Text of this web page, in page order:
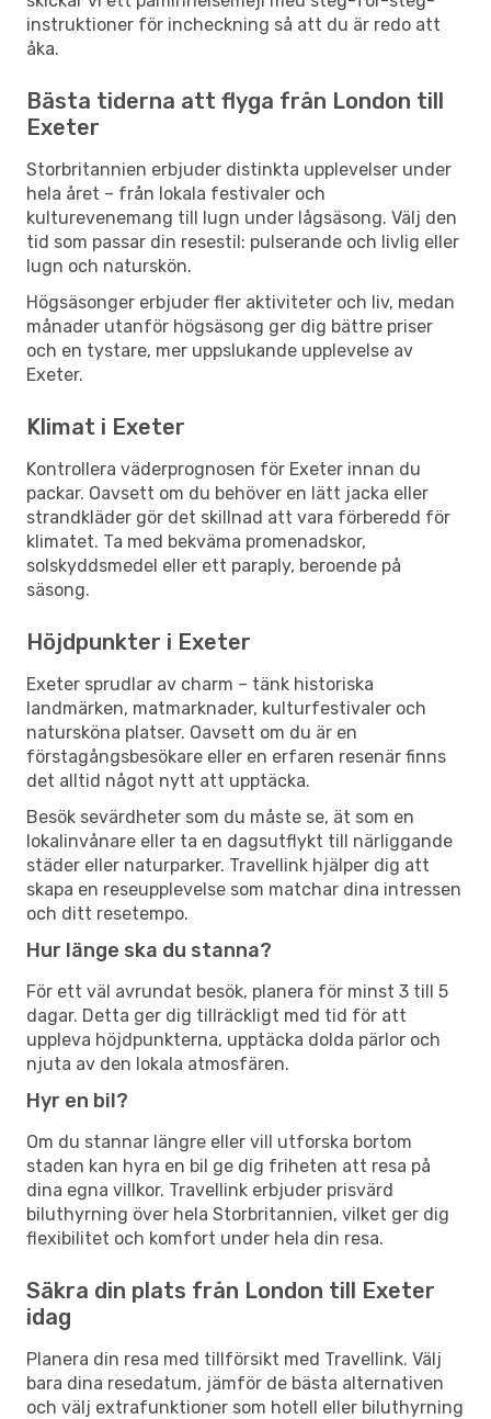
instruktioner för incheckning så att du är redo att
åka.
Bästa tiderna att flyga från London till
Exeter
Storbritannien erbjuder distinkta upplevelser under
hela året – från lokala festivaler och
kulturevenemang till lugn under lågsäsong. Välj den
tid som passar din resestil: pulserande och livlig eller
lugn och naturskön.
Högsäsonger erbjuder fler aktiviteter och liv, medan
månader utanför högsäsong ger dig bättre priser
och en tystare, mer uppslukande upplevelse av
Exeter.
Klimat i Exeter
Kontrollera väderprognosen för Exeter innan du
packar. Oavsett om du behöver en lätt jacka eller
strandkläder gör det skillnad att vara förberedd för
klimatet. Ta med bekväma promenadskor,
solskyddsmedel eller ett paraply, beroende på
säsong.
Höjdpunkter i Exeter
Exeter sprudlar av charm – tänk historiska
landmärken, matmarknader, kulturfestivaler och
natursköna platser. Oavsett om du är en
förstagångsbesökare eller en erfaren resenär finns
det alltid något nytt att upptäcka.
Besök sevärdheter som du måste se, ät som en
lokalinvånare eller ta en dagsutflykt till närliggande
städer eller naturparker. Travellink hjälper dig att
skapa en reseupplevelse som matchar dina intressen
och ditt resetempo.
Hur länge ska du stanna?
För ett väl avrundat besök, planera för minst 3 till 5
dagar. Detta ger dig tillräckligt med tid för att
uppleva höjdpunkterna, upptäcka dolda pärlor och
njuta av den lokala atmosfären.
Hyr en bil?
Om du stannar längre eller vill utforska bortom
staden kan hyra en bil ge dig friheten att resa på
dina egna villkor. Travellink erbjuder prisvärd
biluthyrning över hela Storbritannien, vilket ger dig
flexibilitet och komfort under hela din resa.
Säkra din plats från London till Exeter
idag
Planera din resa med tillförsikt med Travellink. Välj
bara dina resedatum, jämför de bästa alternativen
och välj extrafunktioner som hotell eller biluthyrning